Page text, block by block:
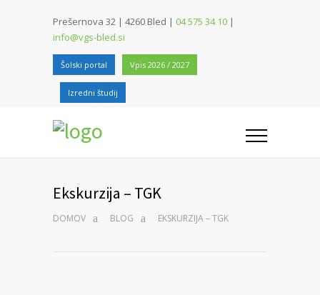
Prešernova 32 | 4260 Bled | 04 575 34 10 |
info@vgs-bled.si
Šolski portal Vpis 2026 / 2027
Izredni študij
Ekskurzija – TGK
DOMOV BLOG EKSKURZIJA – TGK